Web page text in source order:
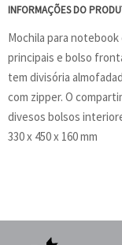
INFORMAÇÕES DO
Mochila para
principais e bolso
tem divisória
com zipper. O
divesos bolsos
330 x 450 x 160 mm